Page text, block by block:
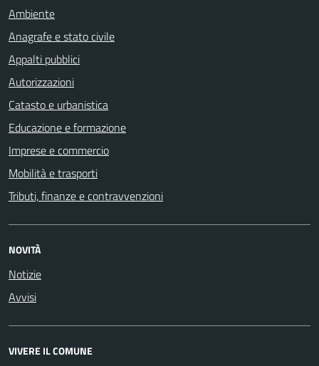
Ambiente
Anagrafe e stato civile
Appalti pubblici
Autorizzazioni
Catasto e urbanistica
Educazione e formazione
Imprese e commercio
Mobilità e trasporti
Tributi, finanze e contravvenzioni
NOVITÀ
Notizie
Avvisi
VIVERE IL COMUNE